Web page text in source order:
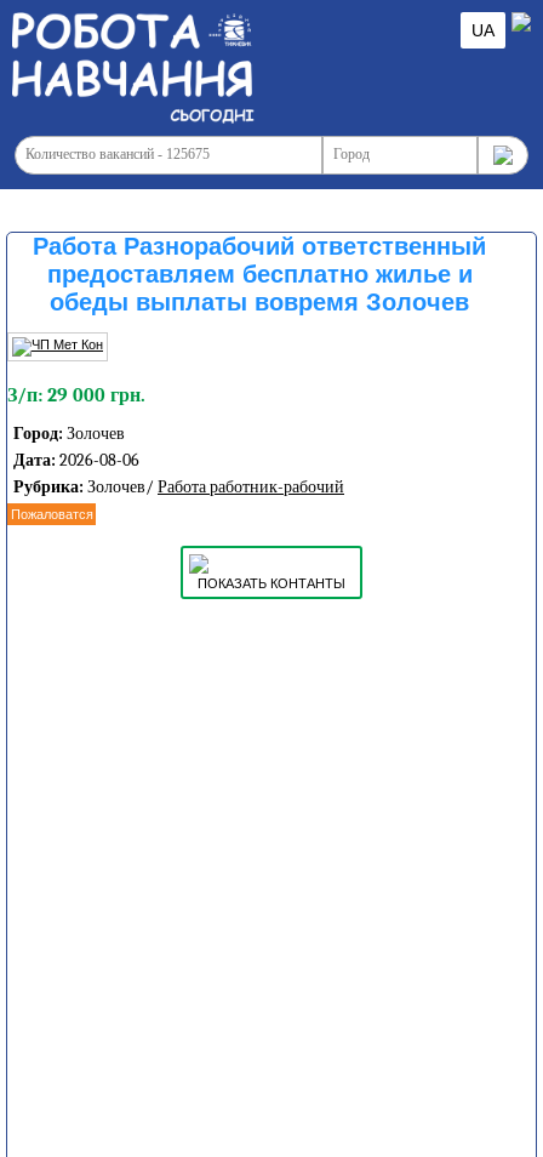
UA
Работа Разнорабочий ответственный
предоставляем бесплатно жилье и
обеды выплаты вовремя Золочев
З/п: 29 000 грн.
Город: Золочев
Дата: 2026-08-06
Рубрика: Золочев/ Работа работник-рабочий
Пожаловатся
ПОКАЗАТЬ КОНТАНТЫ